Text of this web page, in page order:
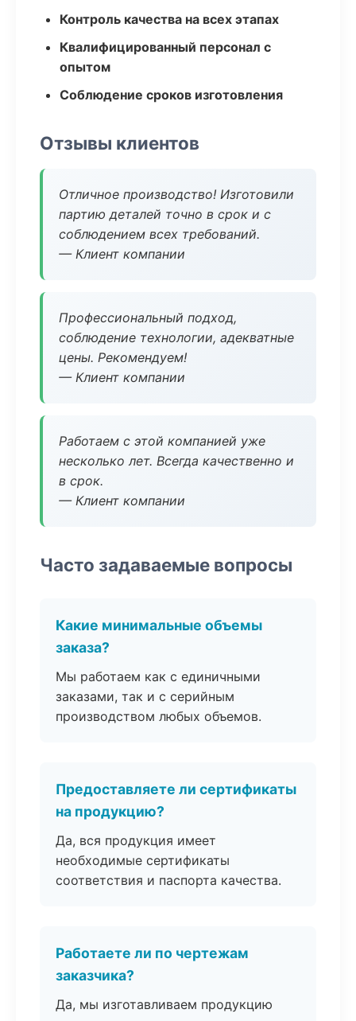
Контроль качества на всех этапах
Квалифицированный персонал с
опытом
Соблюдение сроков изготовления
Отзывы клиентов
Отличное производство! Изготовили
партию деталей точно в срок и с
соблюдением всех требований.
— Клиент компании
Профессиональный подход,
соблюдение технологии, адекватные
цены. Рекомендуем!
— Клиент компании
Работаем с этой компанией уже
несколько лет. Всегда качественно и
в срок.
— Клиент компании
Часто задаваемые вопросы
Какие минимальные объемы
заказа?
Мы работаем как с единичными
заказами, так и с серийным
производством любых объемов.
Предоставляете ли сертификаты
на продукцию?
Да, вся продукция имеет
необходимые сертификаты
соответствия и паспорта качества.
Работаете ли по чертежам
заказчика?
Да, мы изготавливаем продукцию